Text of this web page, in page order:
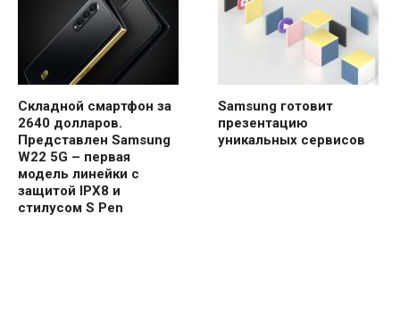
Складной смартфон за
2640 долларов.
Представлен Samsung
W22 5G – первая
модель линейки с
защитой IPX8 и
стилусом S Pen
Samsung готовит
презентацию
уникальных сервисов